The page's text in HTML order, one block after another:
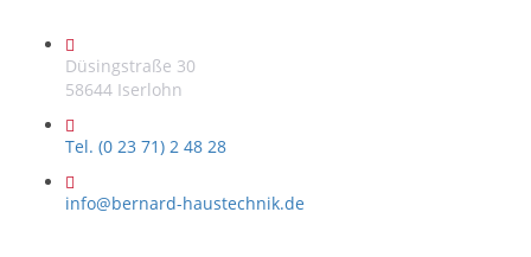
Düsingstraße 30
58644 Iserlohn
Tel. (0 23 71) 2 48 28
info@bernard-haustechnik.de